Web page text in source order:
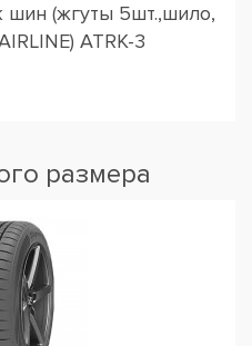
шин (жгуты 5шт.,шило,
ATRK-3
размера